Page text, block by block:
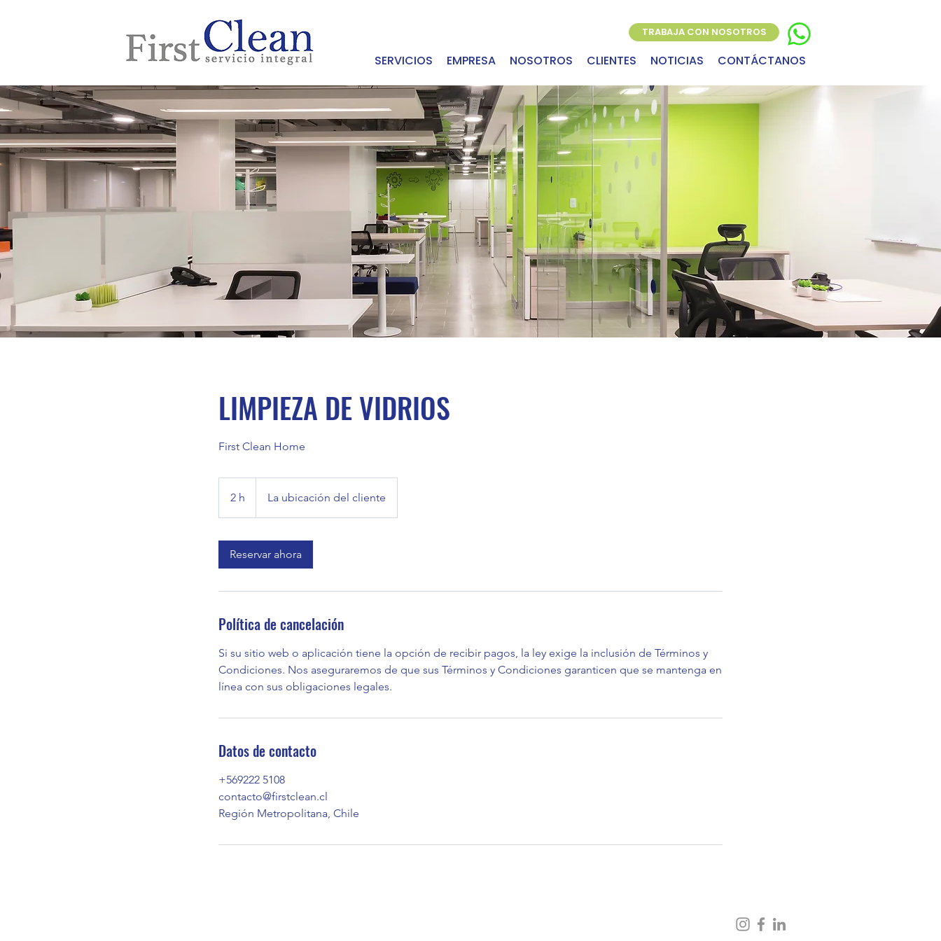
TRABAJA CON NOSOTROS
SERVICIOS EMPRESA NOSOTROS CLIENTES NOTICIAS CONTÁCTANOS
LIMPIEZA DE VIDRIOS
First Clean Home
2 h La ubicación del cliente
Reservar ahora
Política de cancelación
Si su sitio web o aplicación tiene la opción de recibir pagos, la ley exige la inclusión de Términos y
Condiciones. Nos aseguraremos de que sus Términos y Condiciones garanticen que se mantenga en
línea con sus obligaciones legales.
Datos de contacto
+569222 5108
contacto@firstclean.cl
Región Metropolitana, Chile